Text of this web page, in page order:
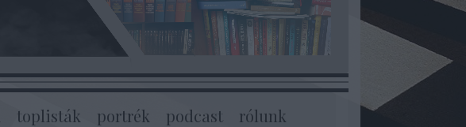
toplisták portrék podcast rólunk